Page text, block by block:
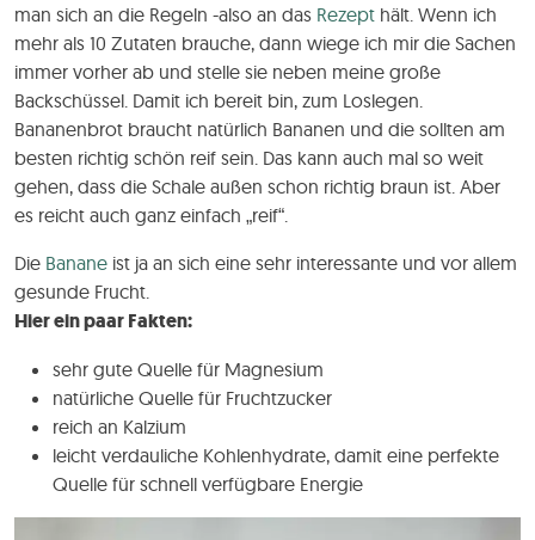
man sich an die Regeln -also an das Rezept hält. Wenn ich
mehr als 10 Zutaten brauche, dann wiege ich mir die Sachen
immer vorher ab und stelle sie neben meine große
Backschüssel. Damit ich bereit bin, zum Loslegen.
Bananenbrot braucht natürlich Bananen und die sollten am
besten richtig schön reif sein. Das kann auch mal so weit
gehen, dass die Schale außen schon richtig braun ist. Aber
es reicht auch ganz einfach „reif“.
Die Banane ist ja an sich eine sehr interessante und vor allem
gesunde Frucht.
Hier ein paar Fakten:
sehr gute Quelle für Magnesium
natürliche Quelle für Fruchtzucker
reich an Kalzium
leicht verdauliche Kohlenhydrate, damit eine perfekte
Quelle für schnell verfügbare Energie